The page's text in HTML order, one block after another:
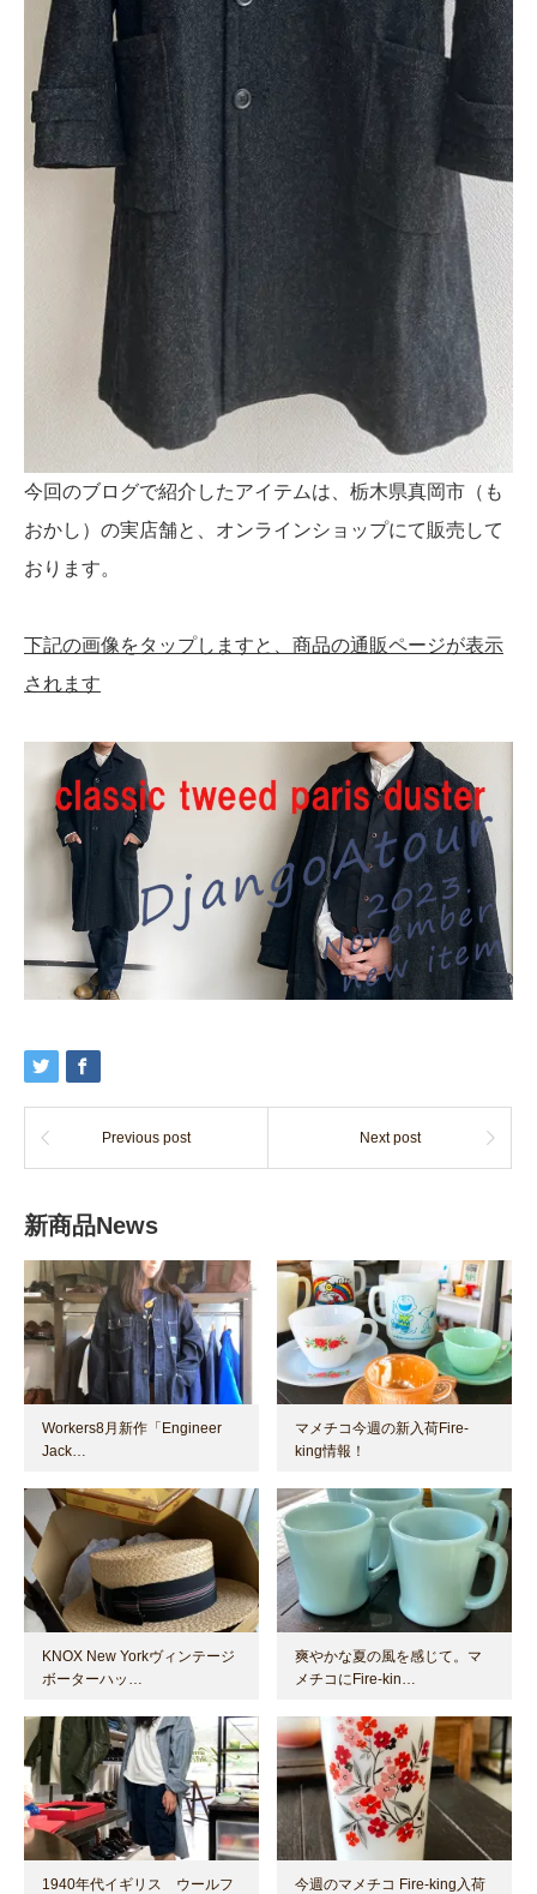
今回のブログで紹介したアイテムは、栃木県真岡市（も
おかし）の実店舗と、オンラインショップにて販売して
おります。
下記の画像をタップしますと、商品の通販ページが表示
されます
Previous post Next post
新商品News
Workers8月新作「Engineer
Jack…
マメチコ今週の新入荷Fire-
king情報！
KNOX New Yorkヴィンテージ
ボーターハッ…
爽やかな夏の風を感じて。マ
メチコにFire-kin…
1940年代イギリス ウールフ
今週のマメチコ Fire-king入荷